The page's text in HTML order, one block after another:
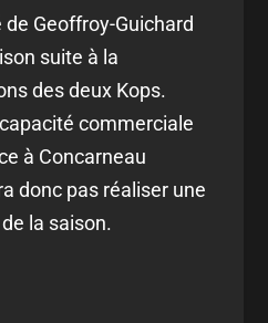
Geoffroy-Guichard
suite à la
des deux Kops.
commerciale
à Concarneau
donc pas réaliser une
la saison.